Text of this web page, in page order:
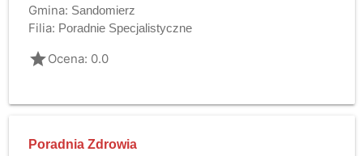
Gmina: Sandomierz
Filia: Poradnie Specjalistyczne
gradeOcena: 0.0
Poradnia Zdrowia